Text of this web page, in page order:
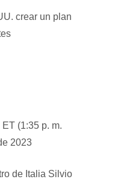
(1:35 p. m.
2023